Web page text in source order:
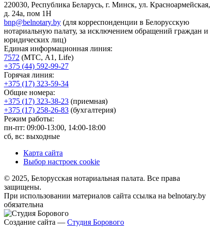
220030, Республика Беларусь, г. Минск, ул. Красноармейская,
д. 24а, пом 1Н
bnp@belnotary.by (для корреспонденции в Белорусскую
нотариальную палату, за исключением обращений граждан и
юридических лиц)
Единая информационная линия:
7572 (МТС, A1, Life)
+375 (44) 592-99-27
Горячая линия:
+375 (17) 323-59-34
Общие номера:
+375 (17) 323-38-23 (приемная)
+375 (17) 258-26-83 (бухгалтерия)
Режим работы:
пн-пт: 09:00-13:00, 14:00-18:00
сб, вс: выходные
Карта сайта
Выбор настроек cookie
© 2025, Белорусская нотариальная палата. Все права
защищены.
При использовании материалов сайта ссылка на belnotary.by
обязательна
Создание сайта — Студия Борового